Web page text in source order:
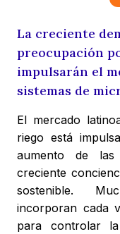
La creciente
preocupación
impulsarán el
sistemas de
El mercado
riego está
aumento de
creciente
sostenible.
incorporan cada
para controlar